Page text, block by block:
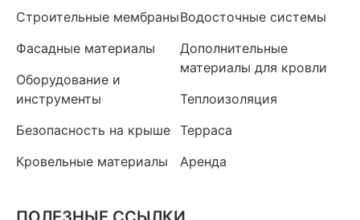
Строительные мембраны
Фасадные материалы
Оборудование и
инструменты
Безопасность на крыше
Кровельные материалы
Водосточные системы
Дополнительные
материалы для кровли
Теплоизоляция
Терраса
Аренда